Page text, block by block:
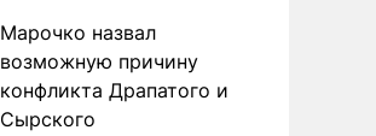
Марочко назвал
возможную причину
конфликта Драпатого и
Сырского